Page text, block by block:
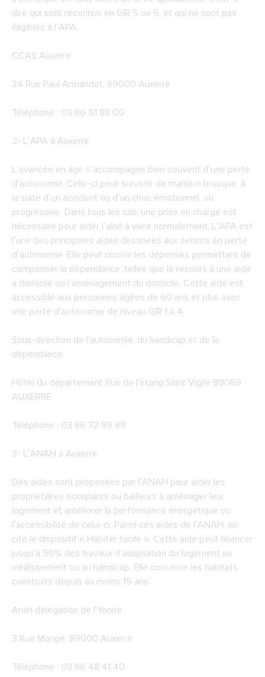
dire qui sont reconnus en GIR 5 ou 6, et qui ne sont pas
éligibles à l’APA.
CCAS Auxerre
24 Rue Paul Armandot, 89000 Auxerre
Téléphone : 03 86 51 88 00
2- L’APA à Auxerre
L’avancée en âge s’accompagne bien souvent d’une perte
d’autonomie. Celle-ci peut survenir de manière brusque, à
la suite d’un accident ou d’un choc émotionnel, ou
progressive. Dans tous les cas, une prise en charge est
nécessaire pour aider l’aîné à vivre normalement. L’APA est
l’une des principales aides destinées aux seniors en perte
d’autonomie. Elle peut couvrir les dépenses permettant de
compenser la dépendance, telles que le recours à une aide
à domicile ou l’aménagement du domicile. Cette aide est
accessible aux personnes âgées de 60 ans et plus avec
une perte d’autonomie de niveau GIR 1 à 4.
Sous-direction de l'autonomie, du handicap et de la
dépendance.
Hôtel du département Rue de l'étang Saint Vigile 89089
AUXERRE
Téléphone : 03 86 72 89 89
3- L’ANAH à Auxerre
Des aides sont proposées par l’ANAH pour aider les
propriétaires occupants ou bailleurs à aménager leur
logement et améliorer la performance énergétique ou
l’accessibilité de celui-ci. Parmi ces aides de l’ANAH, on
cite le dispositif « Habiter facile ». Cette aide peut financer
jusqu’à 50% des travaux d’adaptation du logement au
vieillissement ou au handicap. Elle concerne les habitats
construits depuis au moins 15 ans.
Anah délégation de l'Yonne
3 Rue Monge, 89000 Auxerre
Téléphone : 03 86 48 41 40